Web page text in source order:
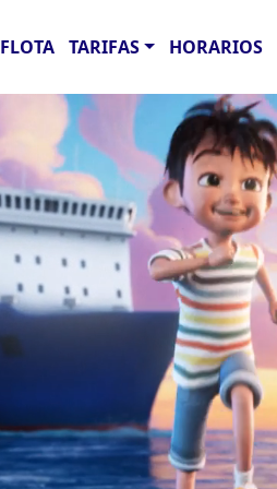
FLOTA TARIFAS HORARIOS